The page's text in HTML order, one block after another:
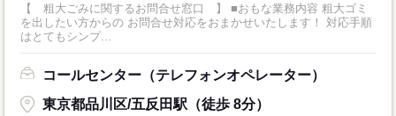
【 粗大ごみに関するお問合せ窓口 】 ■おもな業務内容 粗大ゴミ
を出したい方からの お問合せ対応をおまかせいたします！ 対応手順
はとてもシンプ...
コールセンター（テレフォンオペレーター）
東京都品川区/五反田駅（徒歩 8分）